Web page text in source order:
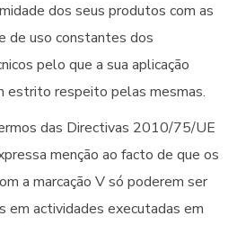
dos seus produtos com as
de uso constantes dos
pelo que a sua aplicação
estrito respeito pelas mesmas.
das Directivas 2010/75/UE
menção ao facto de que os
a marcação V só poderem ser
em actividades executadas em